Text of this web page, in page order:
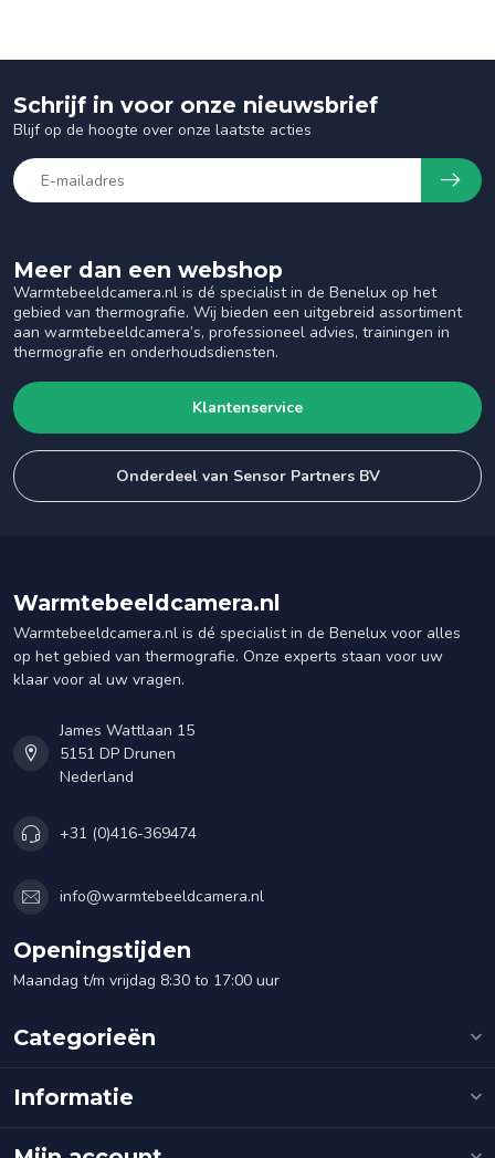
Meer dan een webshop
Warmtebeeldcamera.nl is dé specialist in de Benelux op het
gebied van thermografie. Wij bieden een uitgebreid assortiment
aan warmtebeeldcamera’s, professioneel advies, trainingen in
thermografie en onderhoudsdiensten.
Klantenservice
Onderdeel van Sensor Partners BV
Schrijf in voor onze nieuwsbrief
Blijf op de hoogte over onze laatste acties
Warmtebeeldcamera.nl
Warmtebeeldcamera.nl is dé specialist in de Benelux voor alles
op het gebied van thermografie. Onze experts staan voor uw
klaar voor al uw vragen.
James Wattlaan 15
5151 DP Drunen
Nederland
+31 (0)416-369474
info@warmtebeeldcamera.nl
Openingstijden
Maandag t/m vrijdag 8:30 to 17:00 uur
Categorieën
Informatie